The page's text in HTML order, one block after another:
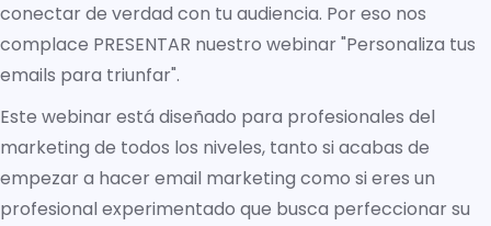
conectar de verdad con tu audiencia. Por eso nos
complace PRESENTAR nuestro webinar "Personaliza tus
emails para triunfar".
Este webinar está diseñado para profesionales del
marketing de todos los niveles, tanto si acabas de
empezar a hacer email marketing como si eres un
profesional experimentado que busca perfeccionar su